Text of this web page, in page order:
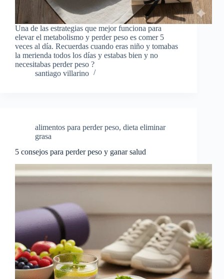
Una de las estrategias que mejor funciona para
elevar el metabolismo y perder peso es comer 5
veces al día. Recuerdas cuando eras niño y tomabas
la merienda todos los días y estabas bien y no
necesitabas perder peso ?
santiago villarino
alimentos para perder peso, dieta eliminar
grasa
5 consejos para perder peso y ganar salud